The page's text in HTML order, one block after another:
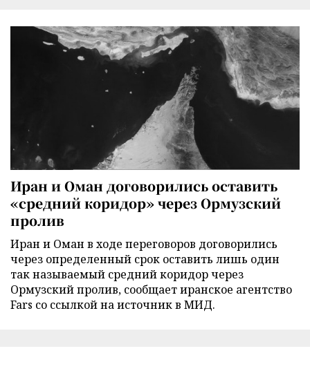
Иран и Оман договорились оставить
«средний коридор» через Ормузский
пролив
Иран и Оман в ходе переговоров договорились
через определенный срок оставить лишь один
так называемый средний коридор через
Ормузский пролив, сообщает иранское агентство
Fars со ссылкой на источник в МИД.